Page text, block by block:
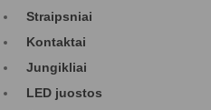
Straipsniai
Kontaktai
Jungikliai
LED juostos